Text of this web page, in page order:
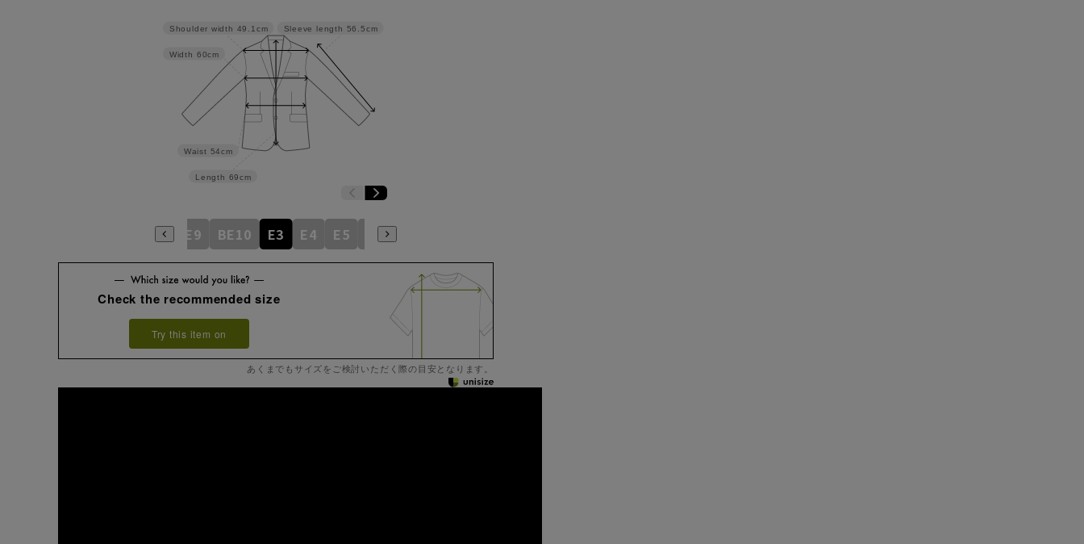
Sleeve length 56.5cm
Length 69cm
Waist 54cm
Width 60cm
Shoulder width 49.1cm
BE8 BE9 BE10 E3 E4 E5 E6
Check the recommended size
Try this item on
あくまでもサイズをご検討いただく際の目安となります。